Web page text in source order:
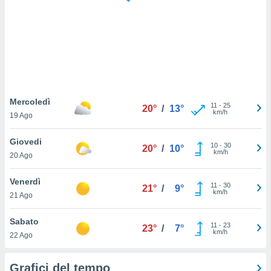
per
utilizzati
il
o
Mercoledì
19 Ago
20° / 13° 11 - 25
km/h
Giovedi
20 Ago
20° / 10° 10- 30
km/h
Venerdì
21 Ago
21° / 9° 11 - 30
km/h
Sabato
22 Ago
23° / 7° 11 - 23
km/h
Grafici del tempo